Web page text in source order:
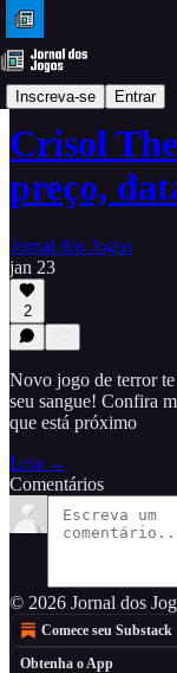
Inscreva-se Entrar
Dicas
Crisol
preço,
Jornal dos Jogos
jan 23
2
Novo jogo de terror
seu sangue! Confira
que está próximo
Leia →
Comentários
© 2026 Jornal dos
Comece seu Substack
Obtenha o App